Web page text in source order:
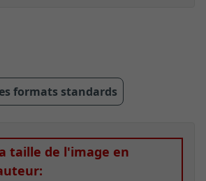
formats standards
taille de l'image en